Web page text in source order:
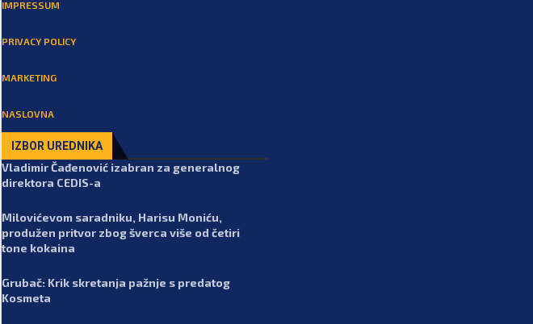
IMPRESSUM
PRIVACY POLICY
MARKETING
NASLOVNA
IZBOR UREDNIKA
Vladimir Čađenović izabran za generalnog
direktora CEDIS-a
Milovićevom saradniku, Harisu Moniću,
produžen pritvor zbog šverca više od četiri
tone kokaina
Grubač: Krik skretanja pažnje s predatog
Kosmeta